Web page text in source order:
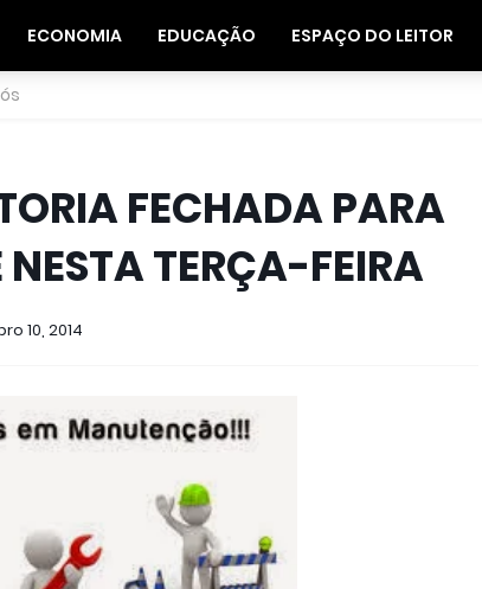
ECONOMIA EDUCAÇÃO ESPAÇO DO LEITOR
FECHADA PARA
NESTA TERÇA-FEIRA
10, 2014